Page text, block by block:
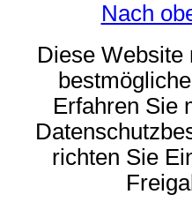
Nach
Diese Website
Erfahren Sie
richten Sie